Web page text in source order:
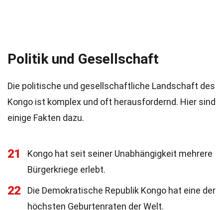
Politik und Gesellschaft
Die politische und gesellschaftliche Landschaft des
Kongo ist komplex und oft herausfordernd. Hier sind
einige Fakten dazu.
21
Kongo hat seit seiner Unabhängigkeit mehrere
Bürgerkriege erlebt.
22
Die Demokratische Republik Kongo hat eine der
höchsten Geburtenraten der Welt.